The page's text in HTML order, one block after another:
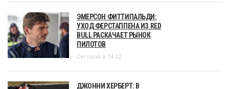
ЭМЕРСОН ФИТТИПАЛЬДИ:
УХОД ФЕРСТАППЕНА ИЗ RED
BULL РАСКАЧАЕТ РЫНОК
ПИЛОТОВ
Сегодня в 14:12
ДЖОННИ ХЕРБЕРТ: В